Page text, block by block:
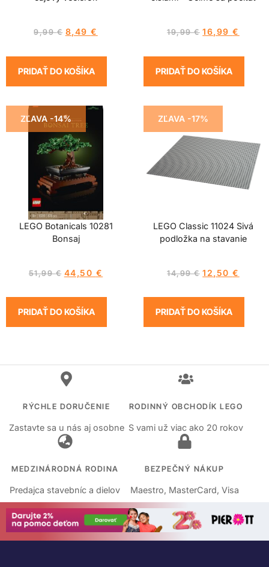
9,99€ 8,49€
PRIDAŤ DO KOŠÍKA
19,99€ 16,99€
PRIDAŤ DO KOŠÍKA
ZĽAVA -14%
LEGO Botanicals 10281
Bonsaj
51,99€ 44,50 €
PRIDAŤ DO KOŠÍKA
ZĽAVA -17%
LEGO Classic 11024 Sivá
podložka na stavanie
14,99€ 12,50€
PRIDAŤ DO KOŠÍKA
RÝCHLE DORUČENIE
Zastavte sa u nás aj osobne
RODINNÝ OBCHODÍK LEGO
S vami už viac ako 20 rokov
MEDZINÁRODNÁ RODINA
Predajca stavebníc a dielov
BEZPEČNÝ NÁKUP
Maestro, MasterCard, Visa